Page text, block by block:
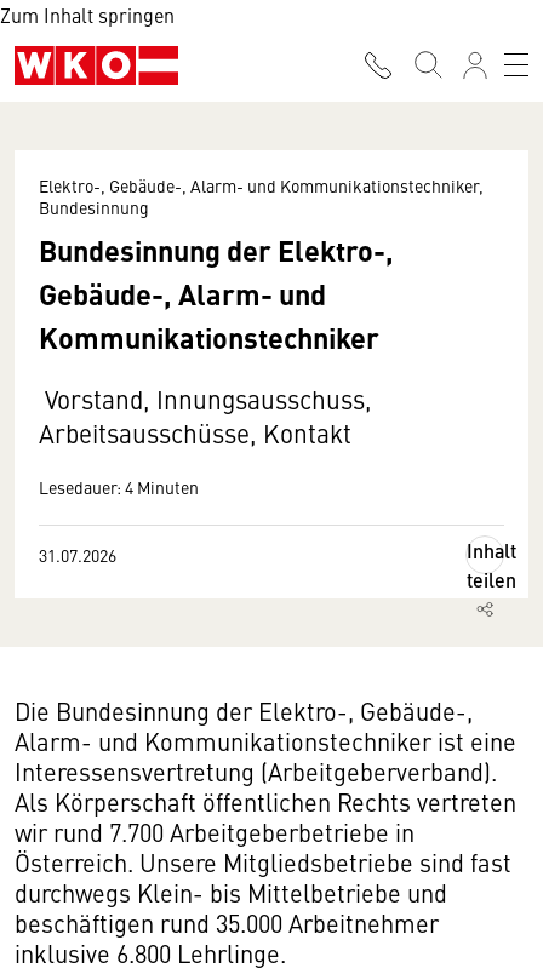
Zum Inhalt springen
Elektro-, Gebäude-, Alarm- und Kommunikationstechniker,
Bundesinnung
Bundesinnung der Elektro-,
Gebäude-, Alarm- und
Kommunikationstechniker
Vorstand, Innungsausschuss,
Arbeitsausschüsse, Kontakt
Lesedauer: 4 Minuten
31.07.2026
Inhalt
teilen
Die Bundesinnung der Elektro-, Gebäude-,
Alarm- und Kommunikationstechniker ist eine
Interessensvertretung (Arbeitgeberverband).
Als Körperschaft öffentlichen Rechts vertreten
wir rund 7.700 Arbeitgeberbetriebe in
Österreich. Unsere Mitgliedsbetriebe sind fast
durchwegs Klein- bis Mittelbetriebe und
beschäftigen rund 35.000 Arbeitnehmer
inklusive 6.800 Lehrlinge.